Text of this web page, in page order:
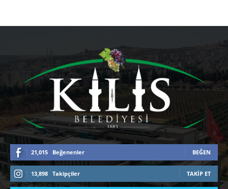
21,015 Beğenenler BEĞEN
13,898 Takipçiler TAKIP ET